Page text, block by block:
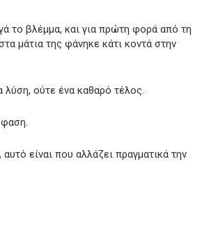
το βλέμμα, και για πρώτη φορά από τη
μάτια της φάνηκε κάτι κοντά στην
λύση, ούτε ένα καθαρό τέλος.
είναι που αλλάζει πραγματικά την